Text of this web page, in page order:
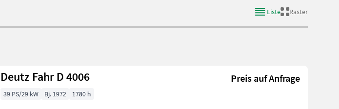
Liste
Raster
Deutz Fahr D 4006 Preis auf Anfrage
39 PS/29 kW Bj. 1972 1780 h